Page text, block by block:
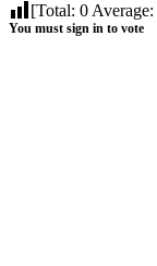
[Total: 0 Average:
You must sign in to vote